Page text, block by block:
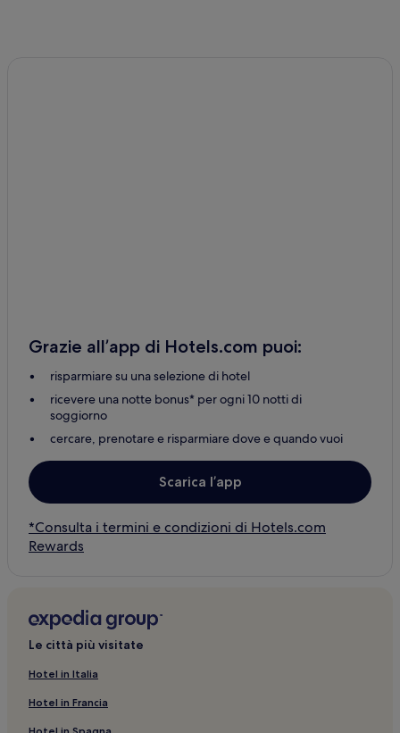
Grazie all’app di Hotels.com puoi:
risparmiare su una selezione di hotel
ricevere una notte bonus* per ogni 10 notti di
soggiorno
cercare, prenotare e risparmiare dove e quando vuoi
Scarica l’app
*Consulta i termini e condizioni di Hotels.com
Rewards
Le città più visitate
Hotel in Italia
Hotel in Francia